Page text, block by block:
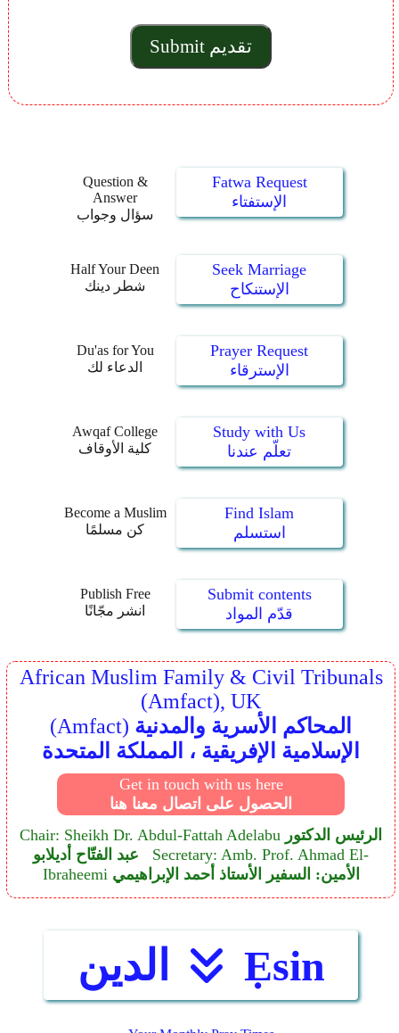
Question &
Answer
سؤال وجواب
Fatwa Request
الإستفتاء
Half Your Deen
شطر دينك
Seek Marriage
الإستنكاح
Du'as for You
الدعاء لك
Prayer Request
الإسترقاء
Awqaf College
كلية الأوقاف
Study with Us
تعلّم عندنا
Become a Muslim
كن مسلمًا
Find Islam
استسلم
Publish Free
انشر مجّانًا
Submit contents
قدّم المواد
African Muslim Family & Civil Tribunals
(Amfact), UK
(Amfact) المحاكم الأسرية والمدنية
الإسلامية الإفريقية ، المملكة المتحدة
Get in touch with us here
الحصول على اتصال معنا هنا
Chair: Sheikh Dr. Abdul-Fattah Adelabu الرئيس الدكتور
عبد الفتّاح أديلابو Secretary: Amb. Prof. Ahmad El-
Ibraheemi الأمين: السفير الأستاذ أحمد الإبراهيمي
Ẹsin